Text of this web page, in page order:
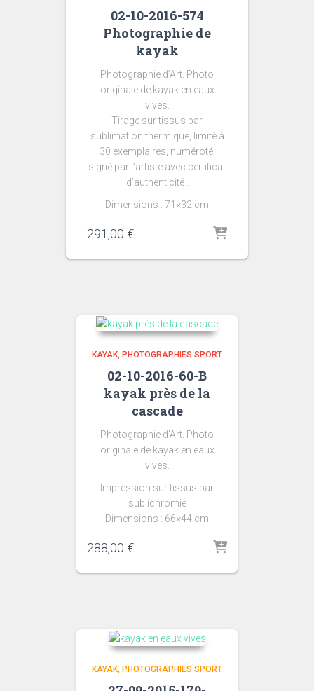
02-10-2016-574
Photographie de
kayak
Photographie d’Art. Photo
originale de kayak en eaux
vives.
Tirage sur tissus par
sublimation thermique, limité à
30 exemplaires, numéroté,
signé par l’artiste avec certificat
d’authenticité .
Dimensions : 71×32 cm
291,00 €
KAYAK PHOTOGRAPHIES SPORT
02-10-2016-60-B
kayak près de la
cascade
Photographie d’Art. Photo
originale de kayak en eaux
vives.
Impression sur tissus par
sublichromie
Dimensions : 66×44 cm
288,00 €
KAYAK PHOTOGRAPHIES SPORT